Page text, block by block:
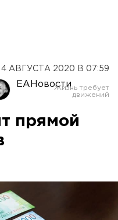
4 АВГУСТА 2020 В 07:59
ЕАНовости
прямой